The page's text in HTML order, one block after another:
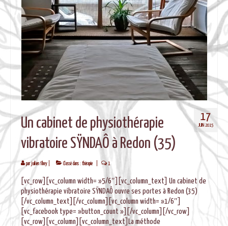
AGENDA
CONTACT
17
JUIN 2015
Un cabinet de physiothérapie
vibratoire SŸNDAÔ à Redon (35)
parjuilien fihey Classé dans : thérapie 1
[vc_row][vc_column width= »5/6″][vc_column_text] Un cabinet de
physiothérapie vibratoire SŸNDAÔ ouvre ses portes à Redon (35)
[/vc_column_text][/vc_column][vc_column width= »1/6″]
[vc_facebook type= »button_count »][/vc_column][/vc_row]
[vc_row][vc_column][vc_column_text]La méthode